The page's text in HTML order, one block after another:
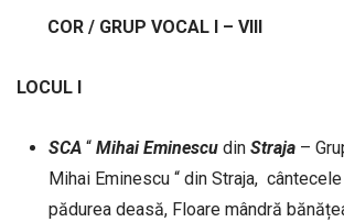
COR / GRUP VOCAL I – VIII
LOCUL I
SCA“ Mihai Eminescudin Straja–
Mihai Eminescu “ din Straja,
pădurea deasă, Floare mândră